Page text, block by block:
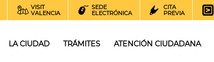
VISIT
VALENCIA
SEDE
ELECTRÓNICA
CITA
PREVIA
LA CIUDAD TRÁMITES ATENCIÓN CIUDADANA